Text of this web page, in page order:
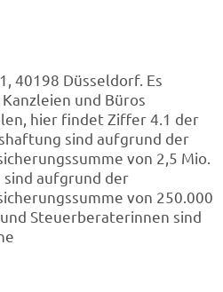
40198 Düsseldorf. Es
und Büros
hier findet Ziffer 4.1 der
sind aufgrund der
von 2,5 Mio.
aufgrund der
von 250.000
Steuerberaterinnen sind